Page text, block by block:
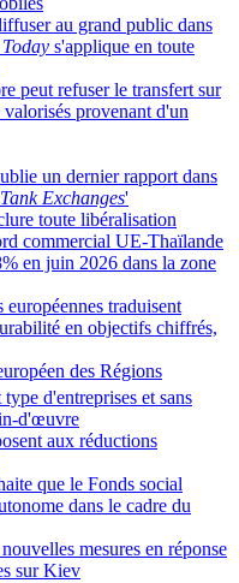
au grand public dans
s'applique en toute
peut refuser le transfert sur
valorisés provenant d'un
un dernier rapport dans
Exchanges'
toute libéralisation
commercial UE-Thaïlande
en juin 2026 dans la zone
européennes traduisent
en objectifs chiffrés,
des Régions
d'entreprises et sans
d'œuvre
aux réductions
que le Fonds social
dans le cadre du
mesures en réponse
sur Kiev